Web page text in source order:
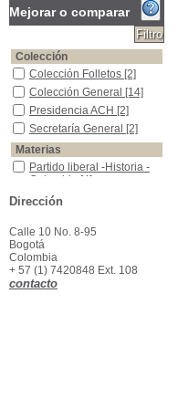
Mejorar o comparar
Colección
Colección Folletos
Colección Folletos [2]
Colección General
Colección General [14]
Presidencia ACH
Presidencia ACH [2]
Secretaría General
Secretaría General [2]
Materias
Partido liberal -Historia -Colombia
Partido liberal -Historia -
Colombia [4]
Partidos Políticos -Colombia
Partidos Políticos -
Colombia
Academia Colombiana de
Academia Colombiana de
Historia -- Historia
Administradores-ética profesional
Administradores-ética
profesional[1]
Caballero Barrera, Lucas, 1869-
Caballero Barrera, Lucas,
Caballero Barrera, Lucas,
Dirección
Calle 10 No. 8-95
Bogotá
Colombia
+ 57 (1) 7420848 Ext. 108
contacto